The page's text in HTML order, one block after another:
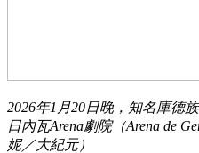
2026年1月20日晚，知名庫德
日內瓦Arena劇院（Arena de
妮／大紀元）